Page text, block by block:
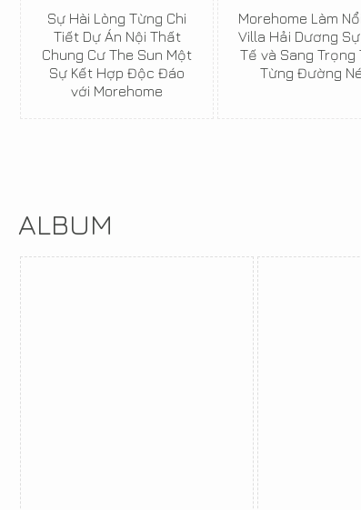
Sự Hài Lòng Từng Chi
Tiết Dự Án Nội Thất
Chung Cư The Sun Một
Sự Kết Hợp Độc Đáo
với Morehome
Morehome Làm
Villa Hải Dương
Tế và Sang Trọng
Từng Đường
ALBUM